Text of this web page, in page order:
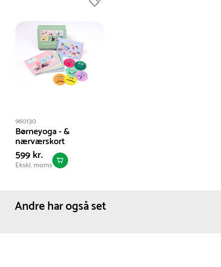
selvregulering og følelsesmæssig udvikling.
Ikonerne indgår i æsken med yoga- og
nærværskort, men kan også bruges separat. De er
intuitive og lette at forstå, også for mindre børn, og
kan hurtigt blive en naturlig del af hverdagen.
Vælg et roligt tidspunkt til at tale om, hvordan hver
af de enkelte humørikoner har det. Inddrag både
Mange bruger humørmagneterne i daglige rutiner.
For eksempel ved middagsbordet eller som en del
af et putteritual, hvor dagen tales igennem. Et
enkelt og virkningsfuldt redskab til at styrke børns
følelsesmæssige forståelse og trivsel.
960130
Børneyoga - &
nærværskort
599 kr.
Ekskl. moms
Andre har også set